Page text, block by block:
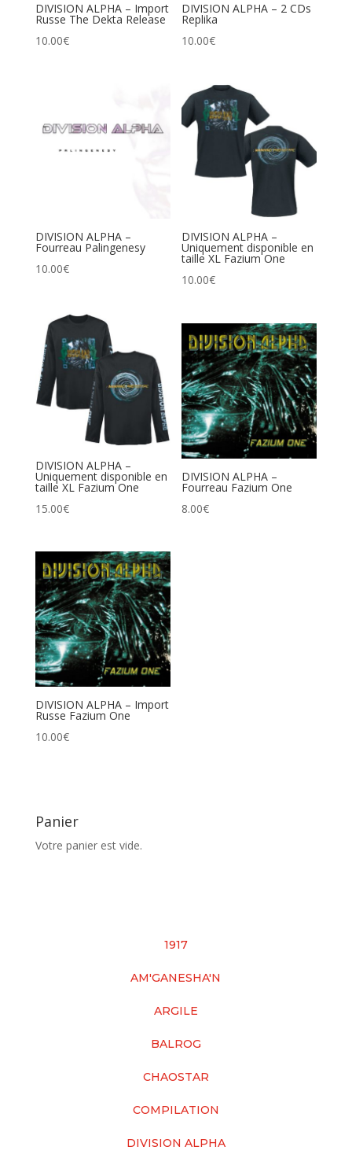
DIVISION ALPHA – Import
Russe The Dekta Release
10.00€
DIVISION ALPHA – 2 CDs
Replika
10.00€
DIVISION ALPHA –
Fourreau Palingenesy
10.00€
DIVISION ALPHA –
Uniquement disponible en
taille XL Fazium One
10.00€
DIVISION ALPHA –
Uniquement disponible en
taille XL Fazium One
15.00€
DIVISION ALPHA –
Fourreau Fazium One
8.00€
DIVISION ALPHA – Import
Russe Fazium One
10.00€
Panier
Votre panier est vide.
1917
AM'GANESHA'N
ARGILE
BALROG
CHAOSTAR
COMPILATION
DIVISION ALPHA